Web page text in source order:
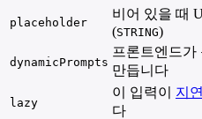
placeholder
비어 있을 때
(STRING)
dynamicPrompts
프론트엔드가
만듭니다
lazy
이 입력이 지
다